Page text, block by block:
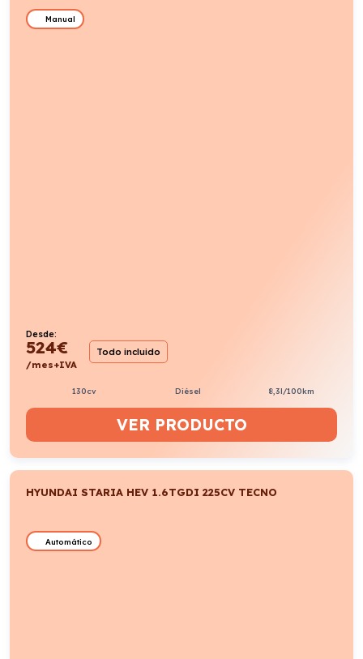
Manual
Desde:
524€
/mes+IVA
Todo incluido
130cv Diésel 8,3l/100km
VER PRODUCTO
HYUNDAI STARIA HEV 1.6TGDI 225CV TECNO
Automático